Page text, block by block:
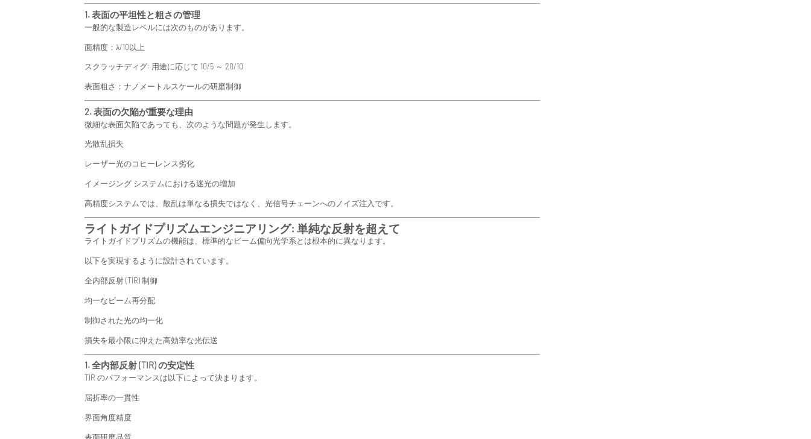
1. 表面の平坦性と粗さの管理
一般的な製造レベルには次のものがあります。
面精度：λ/10以上
スクラッチディグ: 用途に応じて 10/5 ～ 20/10
表面粗さ：ナノメートルスケールの研磨制御
2. 表面の欠陥が重要な理由
微細な表面欠陥であっても、次のような問題が発生します。
光散乱損失
レーザー光のコヒーレンス劣化
イメージング システムにおける迷光の増加
高精度システムでは、散乱は単なる損失ではなく、光信号チェーンへのノイズ注入です。
ライトガイドプリズムエンジニアリング: 単純な反射を超えて
ライトガイドプリズムの機能は、標準的なビーム偏向光学系とは根本的に異なります。
以下を実現するように設計されています。
全内部反射 (TIR) 制御
均一なビーム再分配
制御された光の均一化
損失を最小限に抑えた高効率な光伝送
1. 全内部反射 (TIR) の安定性
TIR のパフォーマンスは以下によって決まります。
屈折率の一貫性
界面角度精度
表面研磨品質